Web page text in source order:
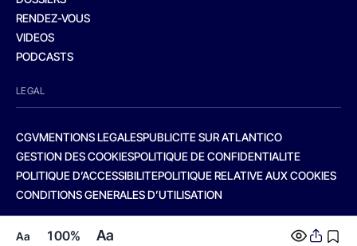
Aa 100% Aa
RENDEZ-VOUS
VIDEOS
PODCASTS
LEGAL
CGVMENTIONS LEGALESPUBLICITE SUR ATLANTICO
GESTION DES COOKIESPOLITIQUE DE CONFIDENTIALITE
POLITIQUE D’ACCESSIBILITEPOLITIQUE RELATIVE AUX COOKIES
CONDITIONS GENERALES D’UTILISATION